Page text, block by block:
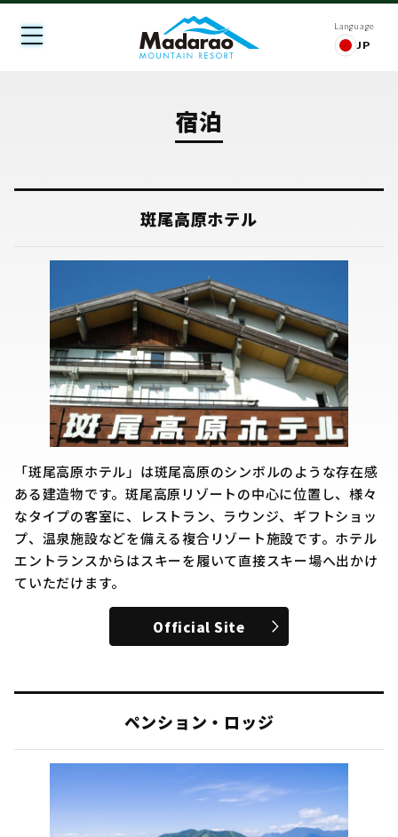
Language
JP
宿泊
斑尾高原ホテル
「斑尾高原ホテル」は斑尾高原のシンボルのような存在感
ある建造物です。斑尾高原リゾートの中心に位置し、様々
なタイプの客室に、レストラン、ラウンジ、ギフトショッ
プ、温泉施設などを備える複合リゾート施設です。ホテル
エントランスからはスキーを履いて直接スキー場へ出かけ
ていただけます。
Official Site
ペンション・ロッジ